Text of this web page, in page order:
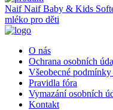
NaifNaif Baby & Kids
mléko pro děti
O nás
Ochrana osobních
Všeobecné
Pravidla fóra
Vymazání osobních
Kontakt